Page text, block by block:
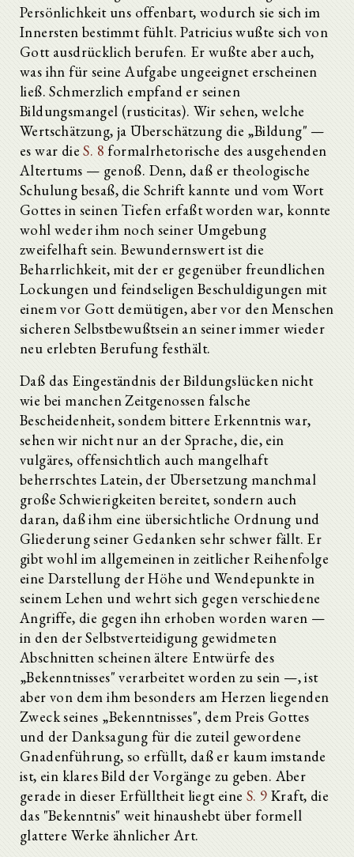
Persönlichkeit uns offenbart, wodurch sie sich im
Innersten bestimmt fühlt. Patricius wußte sich von
Gott ausdrücklich berufen. Er wußte aber auch,
was ihn für seine Aufgabe ungeeignet erscheinen
ließ. Schmerzlich empfand er seinen
Bildungsmangel (rusticitas). Wir sehen, welche
Wertschätzung, ja Überschätzung die „Bildung" —
es war dieS. 8 formalrhetorische des ausgehenden
Altertums — genoß. Denn, daß er theologische
Schulung besaß, die Schrift kannte und vom Wort
Gottes in seinen Tiefen erfaßt worden war, konnte
wohl weder ihm noch seiner Umgebung
zweifelhaft sein. Bewundernswert ist die
Beharrlichkeit, mit der er gegenüber freundlichen
Lockungen und feindseligen Beschuldigungen mit
einem vor Gott demütigen, aber vor den Menschen
sicheren Selbstbewußtsein an seiner immer wieder
neu erlebten Berufung festhält.
Daß das Eingeständnis der Bildungslücken nicht
wie bei manchen Zeitgenossen falsche
Bescheidenheit, sondem bittere Erkenntnis war,
sehen wir nicht nur an der Sprache, die, ein
vulgäres, offensichtlich auch mangelhaft
beherrschtes Latein, der Übersetzung manchmal
große Schwierigkeiten bereitet, sondern auch
daran, daß ihm eine übersichtliche Ordnung und
Gliederung seiner Gedanken sehr schwer fällt. Er
gibt wohl im allgemeinen in zeitlicher Reihenfolge
eine Darstellung der Höhe­ und Wendepunkte in
seinem Lehen und wehrt sich gegen verschiedene
Angriffe, die gegen ihn erhoben worden waren —
in den der Selbstverteidigung gewidmeten
Abschnitten scheinen ältere Entwürfe des
„Bekenntnisses" verarbeitet worden zu sein —, ist
aber von dem ihm besonders am Herzen liegenden
Zweck seines „Bekenntnisses", dem Preis Gottes
und der Danksagung für die zuteil gewordene
Gnadenführung, so erfüllt, daß er kaum imstande
ist, ein klares Bild der Vorgänge zu geben. Aber
gerade in dieser Erfülltheit liegt eine S. 9 Kraft, die
das "Bekenntnis" weit hinaushebt über formell
glattere Werke ähnlicher Art.